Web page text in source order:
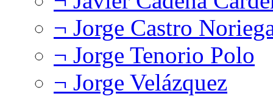
¬ Jorge Castro
¬ Jorge Tenorio Polo
¬ Jorge Velázquez